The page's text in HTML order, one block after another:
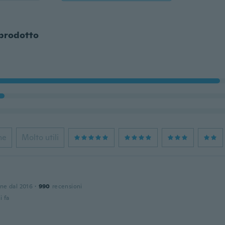
Molto utili
dal 2016 · 990 recensioni
fa